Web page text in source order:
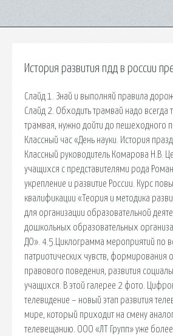
История развития пдд в россии
Слайд 1. Знай и выполняй правила
Слайд 2. Обходить трамвай надо всегда
трамвая, нужно дойти до пешеходного
Классный час «День науки. История
Классный руководитель Комарова Н.В.
учащихся с представителями рода
укрепление и развитие России. Курс
квалификации «Теория и методика
для организации образовательной
дошкольных образовательных
ДО». 4.5.Циклограмма мероприятий по
патриотических чувств, формирования
правового поведения, развития
учащихся. В этой галерее 2 фото.
телевидение – новый этап развития
мире, который приходит на смену
телевещанию. ООО «ЛТ Групп» уже более